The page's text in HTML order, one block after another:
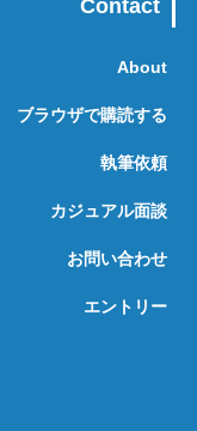
Contact
About
ブラウザで購読する
執筆依頼
カジュアル面談
お問い合わせ
エントリー